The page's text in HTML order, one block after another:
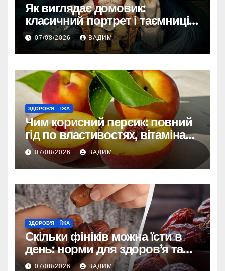
Як виглядає домовик:
класичний портрет і таємниці
зовнішності
07/08/2026 ВАДИМ
ЗДОРОВ'Я ЇЖА
Чим корисний персик: повний
гід по властивостях, вітамінах і
впливі на організм
07/08/2026 ВАДИМ
ЗДОРОВ'Я ЇЖА
Скільки фініків можна їсти в
день: норми для здоров’я та
енергії
07/08/2026 ВАДИМ